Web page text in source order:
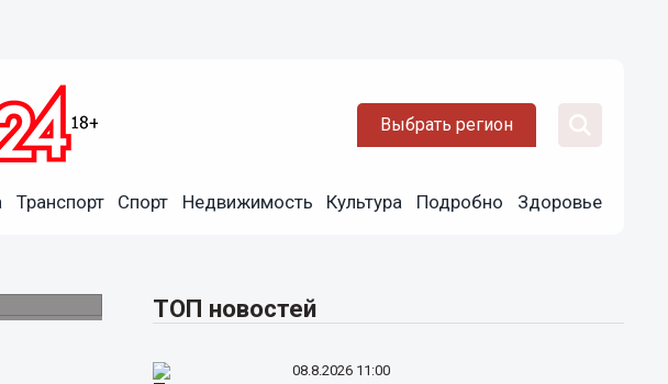
Выбрать регион
Транспорт Спорт Недвижимость Культура Подробно Здоровье
ТОП новостей
08.8.2026 11:00